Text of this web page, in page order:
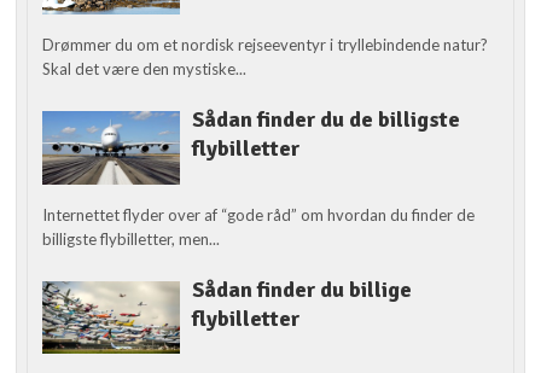
Drømmer du om et nordisk rejseeventyr i tryllebindende natur?
Skal det være den mystiske...
Sådan finder du de billigste
flybilletter
Internettet flyder over af “gode råd” om hvordan du finder de
billigste flybilletter, men...
Sådan finder du billige
flybilletter